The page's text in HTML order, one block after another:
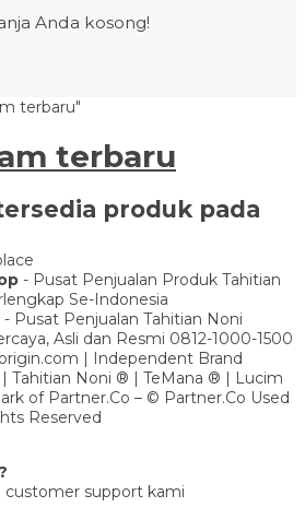
Anda kosong!
terbaru"
terbaru
produk pada
- Pusat Penjualan Produk Tahitian
Se-Indonesia
Pusat Penjualan Tahitian Noni
Asli dan Resmi 0812-1000-1500
| Independent Brand
Tahitian Noni ® | TeMana ® | Lucim
of Partner.Co – © Partner.Co Used
Reserved
customer support kami